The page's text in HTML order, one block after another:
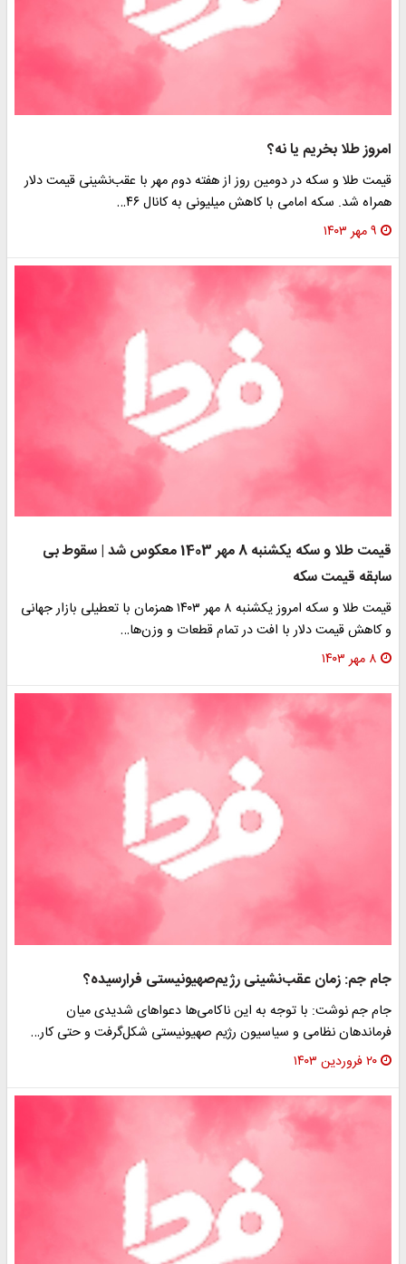
امروز طلا بخریم یا نه؟
قیمت طلا و سکه در دومین روز از هفته دوم مهر با عقب‌نشینی قیمت دلار
همراه شد. سکه‌ امامی با کاهش میلیونی به کانال ۴۶…
۹ مهر ۱۴۰۳
قیمت طلا و سکه یکشنبه 8 مهر 1403 معکوس شد | سقوط بی
سابقه قیمت سکه
قیمت طلا و سکه امروز یکشنبه ۸ مهر ۱۴۰۳ همزمان با تعطیلی بازار جهانی
و کاهش قیمت دلار با افت در تمام قطعات و وزن‌ها…
۸ مهر ۱۴۰۳
جام جم: زمان عقب‌نشینی رژیم‌صهیونیستی فرارسیده؟
جام جم نوشت: با توجه به این ناکامی‌ها دعواهای شدیدی میان
فرماندهان نظامی و سیاسیون رژیم صهیونیستی شکل‌گرفت و حتی کار…
۲۰ فروردین ۱۴۰۳